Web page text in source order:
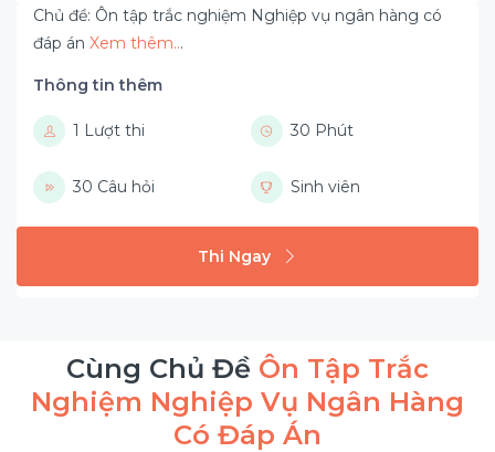
Chủ đề: Ôn tập trắc nghiệm Nghiệp vụ ngân hàng có
đáp án Xem thêm...
Thông tin thêm
1 Lượt thi 30 Phút
30 Câu hỏi Sinh viên
Thi Ngay
Cùng Chủ Đề Ôn Tập Trắc
Nghiệm Nghiệp Vụ Ngân Hàng
Có Đáp Án